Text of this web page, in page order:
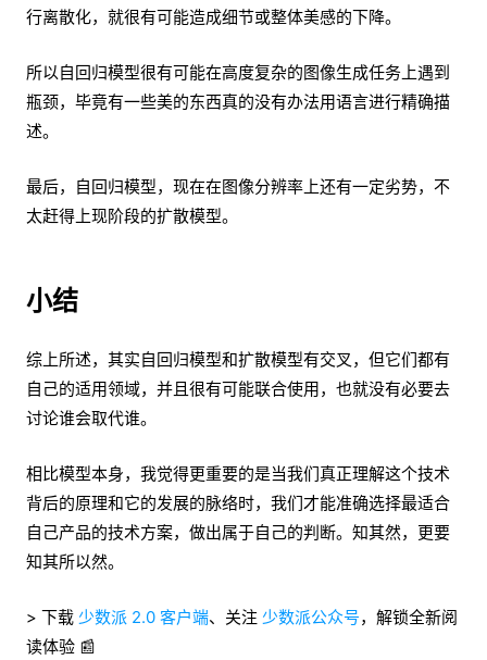
行离散化，就很有可能造成细节或整体美感的下降。
所以自回归模型很有可能在高度复杂的图像生成任务上遇到
瓶颈，毕竟有一些美的东西真的没有办法用语言进行精确描
述。
最后，自回归模型，现在在图像分辨率上还有一定劣势，不
太赶得上现阶段的扩散模型。
小结
综上所述，其实自回归模型和扩散模型有交叉，但它们都有
自己的适用领域，并且很有可能联合使用，也就没有必要去
讨论谁会取代谁。
相比模型本身，我觉得更重要的是当我们真正理解这个技术
背后的原理和它的发展的脉络时，我们才能准确选择最适合
自己产品的技术方案，做出属于自己的判断。知其然，更要
知其所以然。
> 下载 少数派 2.0 客户端、关注 少数派公众号，解锁全新阅
读体验 📰